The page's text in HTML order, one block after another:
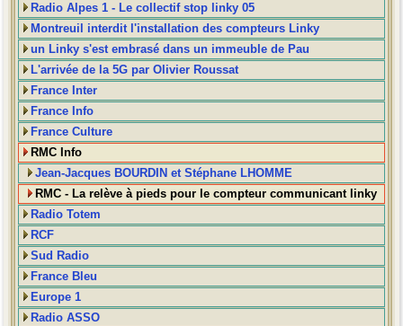
Radio Alpes 1 - Le collectif stop linky 05
Montreuil interdit l'installation des compteurs Linky
un Linky s'est embrasé dans un immeuble de Pau
L'arrivée de la 5G par Olivier Roussat
France Inter
France Info
France Culture
RMC Info
Jean-Jacques BOURDIN et Stéphane LHOMME
RMC - La relève à pieds pour le compteur communicant linky
Radio Totem
RCF
Sud Radio
France Bleu
Europe 1
Radio ASSO